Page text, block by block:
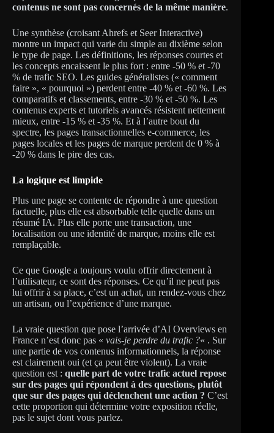
contenus ne sont pas concernés de la même manière.
Une synthèse (croisant Ahrefs et Seer Interactive)
montre un impact qui varie du simple au dixième selon
le type de page. Les définitions, les réponses courtes et
les concepts encaissent le plus fort : entre -50 % et -70
% de trafic SEO. Les guides généralistes (« comment
faire », « pourquoi ») perdent entre -40 % et -60 %. Les
comparatifs et classements, entre -30 % et -50 %. Les
contenus experts et tutoriels avancés résistent nettement
mieux, entre -15 % et -35 %. Et à l’autre bout du
spectre, les pages transactionnelles e-commerce, les
pages locales et les pages de marque perdent de 0 % à
-20 % dans le pire des cas.
La logique est limpide
Plus une page se contente de répondre à une question
factuelle, plus elle est absorbable telle quelle dans un
résumé IA. Plus elle porte une transaction, une
localisation ou une identité de marque, moins elle est
remplaçable.
Ce que Google a toujours voulu offrir directement à
l’utilisateur, ce sont des réponses. Ce qu’il ne peut pas
lui offrir à sa place, c’est un achat, un rendez-vous chez
un artisan, ou l’expérience d’une marque.
La vraie question que pose l’arrivée d’AI Overviews en
France n’est donc pas « vais-je perdre du trafic ?« . Sur
une partie de vos contenus informationnels, la réponse
est clairement oui (et ça peut être violent). La vraie
question est : quelle part de votre trafic actuel repose
sur des pages qui répondent à des questions, plutôt
que sur des pages qui déclenchent une action ? C’est
cette proportion qui détermine votre exposition réelle,
pas le sujet dont vous parlez.